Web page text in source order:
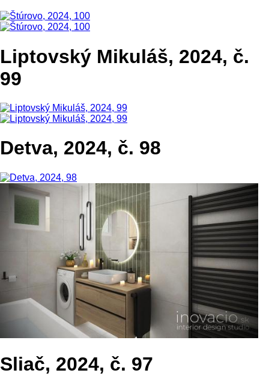
Liptovský Mikuláš, 2024, č.
99
Detva, 2024, č. 98
Sliač, 2024, č. 97